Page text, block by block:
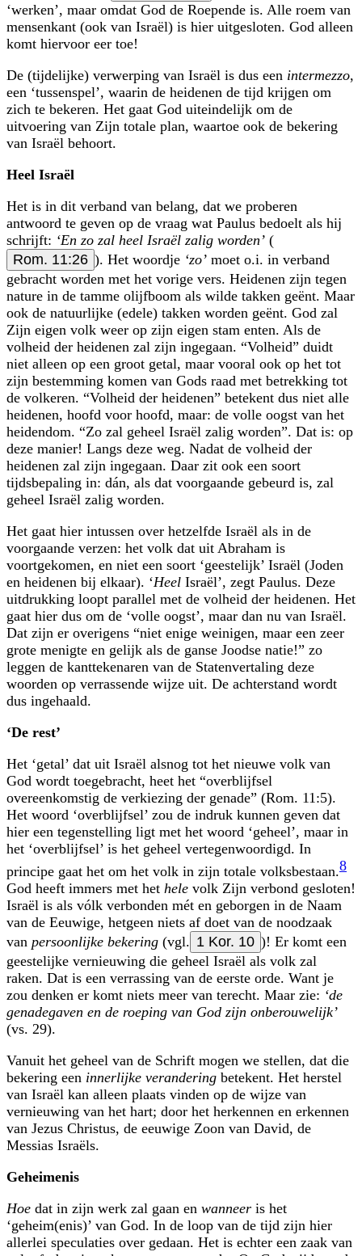
‘werken’, maar omdat God de Roepende is. Alle roem van
mensenkant (ook van Israël) is hier uitgesloten. God alleen
komt hiervoor eer toe!
De (tijdelijke) verwerping van Israël is dus een intermezzo,
een ‘tussenspel’, waarin de heidenen de tijd krijgen om
zich te bekeren. Het gaat God uiteindelijk om de
uitvoering van Zijn totale plan, waartoe ook de bekering
van Israël behoort.
Heel Israël
Het is in dit verband van belang, dat we proberen
antwoord te geven op de vraag wat Paulus bedoelt als hij
schrijft: ‘En zo zal heel Israël zalig worden’ (
Rom. 11:26 ). Het woordje ‘zo’ moet o.i. in verband
gebracht worden met het vorige vers. Heidenen zijn tegen
nature in de tamme olijfboom als wilde takken geënt. Maar
ook de natuurlijke (edele) takken worden geënt. God zal
Zijn eigen volk weer op zijn eigen stam enten. Als de
volheid der heidenen zal zijn ingegaan. “Volheid” duidt
niet alleen op een groot getal, maar vooral ook op het tot
zijn bestemming komen van Gods raad met betrekking tot
de volkeren. “Volheid der heidenen” betekent dus niet alle
heidenen, hoofd voor hoofd, maar: de volle oogst van het
heidendom. “Zo zal geheel Israël zalig worden”. Dat is: op
deze manier! Langs deze weg. Nadat de volheid der
heidenen zal zijn ingegaan. Daar zit ook een soort
tijdsbepaling in: dán, als dat voorgaande gebeurd is, zal
geheel Israël zalig worden.
Het gaat hier intussen over hetzelfde Israël als in de
voorgaande verzen: het volk dat uit Abraham is
voortgekomen, en niet een soort ‘geestelijk’ Israël (Joden
en heidenen bij elkaar). ‘Heel Israël’, zegt Paulus. Deze
uitdrukking loopt parallel met de volheid der heidenen. Het
gaat hier dus om de ‘volle oogst’, maar dan nu van Israël.
Dat zijn er overigens “niet enige weinigen, maar een zeer
grote menigte en gelijk als de ganse Joodse natie!” zo
leggen de kanttekenaren van de Statenvertaling deze
woorden op verrassende wijze uit. De achterstand wordt
dus ingehaald.
‘De rest’
Het ‘getal’ dat uit Israël alsnog tot het nieuwe volk van
God wordt toegebracht, heet het “overblijfsel
overeenkomstig de verkiezing der genade” (Rom. 11:5).
Het woord ‘overblijfsel’ zou de indruk kunnen geven dat
hier een tegenstelling ligt met het woord ‘geheel’, maar in
het ‘overblijfsel’ is het geheel vertegenwoordigd. In
principe gaat het om het volk in zijn totale volksbestaan.8
God heeft immers met het hele volk Zijn verbond gesloten!
Israël is als vólk verbonden mét en geborgen in de Naam
van de Eeuwige, hetgeen niets af doet van de noodzaak
van persoonlijke bekering (vgl. 1 Kor. 10 )! Er komt een
geestelijke vernieuwing die geheel Israël als volk zal
raken. Dat is een verrassing van de eerste orde. Want je
zou denken er komt niets meer van terecht. Maar zie: ‘de
genadegaven en de roeping van God zijn onberouwelijk’
(vs. 29).
Vanuit het geheel van de Schrift mogen we stellen, dat die
bekering een innerlijke verandering betekent. Het herstel
van Israël kan alleen plaats vinden op de wijze van
vernieuwing van het hart; door het herkennen en erkennen
van Jezus Christus, de eeuwige Zoon van David, de
Messias Israëls.
Geheimenis
Hoe dat in zijn werk zal gaan en wanneer is het
‘geheim(enis)’ van God. In de loop van de tijd zijn hier
allerlei speculaties over gedaan. Het is echter een zaak van